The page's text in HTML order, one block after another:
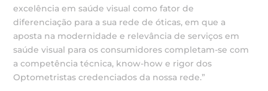
excelência em saúde visual como fator de
diferenciação para a sua rede de óticas, em que a
aposta na modernidade e relevância de serviços em
saúde visual para os consumidores completam-se com
a competência técnica, know-how e rigor dos
Optometristas credenciados da nossa rede.”